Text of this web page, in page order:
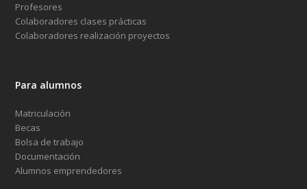
Profesores
Colaboradores clases prácticas
Colaboradores realización proyectos
Para alumnos
Matriculación
Becas
Bolsa de trabajo
Documentación
Alumnos emprendedores